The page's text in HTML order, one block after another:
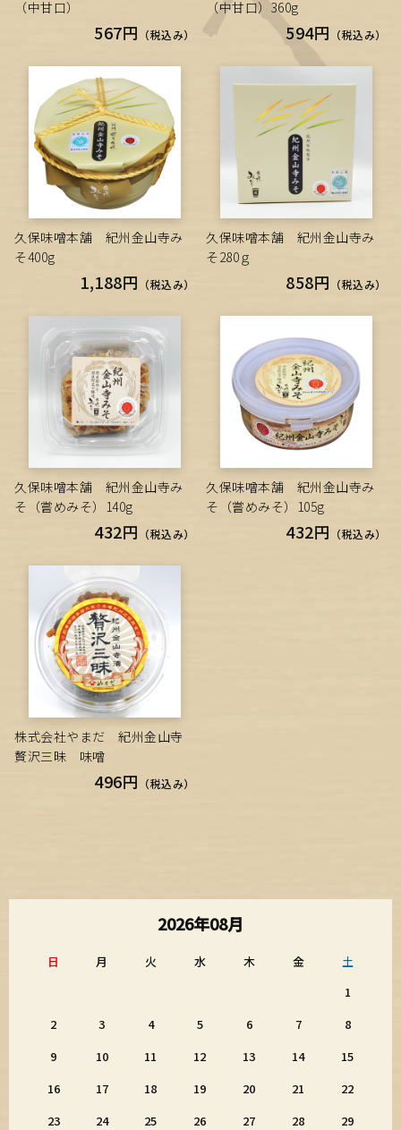
（中甘口）
567円 （税込み）
（中甘口）360g
594円 （税込み）
久保味噌本舗 紀州金山寺み
そ400g
1,188円 （税込み）
久保味噌本舗 紀州金山寺み
そ280ｇ
858円 （税込み）
久保味噌本舗 紀州金山寺み
そ（嘗めみそ）140g
432円 （税込み）
久保味噌本舗 紀州金山寺み
そ（嘗めみそ）105g
432円 （税込み）
株式会社やまだ 紀州金山寺
贅沢三昧 味噌
496円 （税込み）
2026年08月
日 月 火 水 木 金
土
1
2
3 4 5 6 7
8
9
10 11 12 13 14
15
16
17 18 19 20 21
22
23
24 25 26 27 28
29